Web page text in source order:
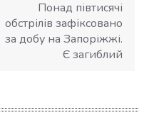
Понад півтисячі
обстрілів зафіксовано
за добу на Запоріжжі.
Є загиблий